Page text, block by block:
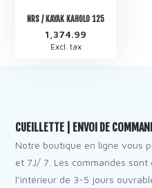
NRS / KAYAK KAHOLO 125
1,374.99
Excl. tax
CUEILLETTE | ENVOI DE
Notre boutique en ligne vous
et 7J/ 7. Les commandes
l’intérieur de 3-5 jours